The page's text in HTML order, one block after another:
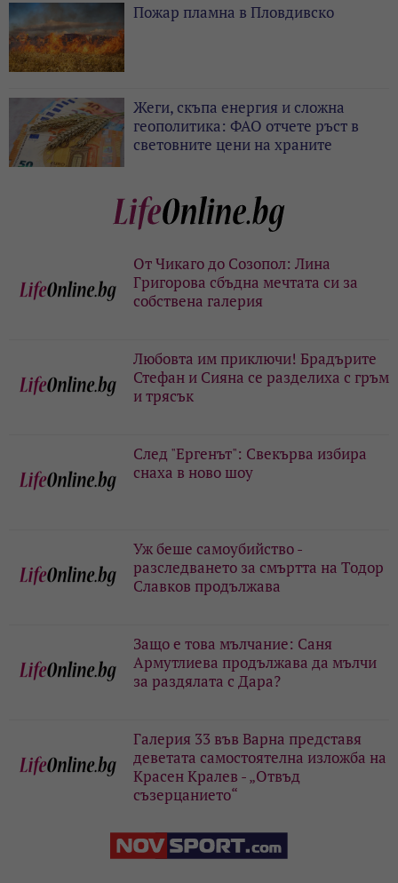
Пожар пламна в Пловдивско
Жеги, скъпа енергия и сложна
геополитика: ФАО отчете ръст в
световните цени на храните
От Чикаго до Созопол: Лина
Григорова сбъдна мечтата си за
собствена галерия
Любовта им приключи! Брадърите
Стефан и Сияна се разделиха с гръм
и трясък
След "Ергенът": Свекърва избира
снаха в ново шоу
Уж беше самоубийство -
разследването за смъртта на Тодор
Славков продължава
Защо е това мълчание: Саня
Армутлиева продължава да мълчи
за раздялата с Дара?
Галерия 33 във Варна представя
деветата самостоятелна изложба на
Красен Кралев - „Отвъд
съзерцанието“